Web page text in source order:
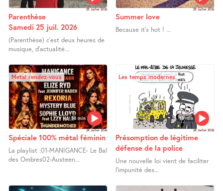
25 Juillet 2026
Parenthèse
Samedi 25 juil. 2026
(Parenthèse) c’est deux heures de
musique, d’actualité...
25 Juillet 2026
Summer love
Because it’s hot ! ...
58 min
Metal rendez-vous
24 Juillet 2026
Spéciale 100% métal féminin
La playlist :01-MANIGANCE- Le Bal
des Ombres02-Austeen...
13 min
Les temps modernes
24 Juillet 2026
Présomption de légitime
défense de la police
Une nouvelle loi vient de faciliter
l’impunité des...